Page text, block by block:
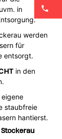
in
werden
für
entsorgt.
in den
staubfreie
hantierst.